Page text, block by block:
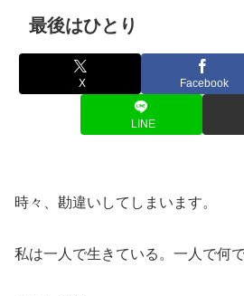
最後はひとり
X Facebook
LINE
時々、勘違いしてしまいます。
私は一人で生きている。一人で何